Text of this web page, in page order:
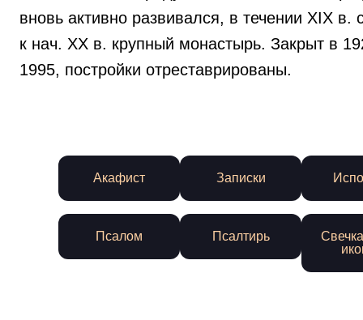
вновь активно развивался, в течении XIX
к нач. ХХ в. крупный монастырь. Закрыт в
1995, постройки отреставрированы.
Акафист Записки
Псалом Псалтирь